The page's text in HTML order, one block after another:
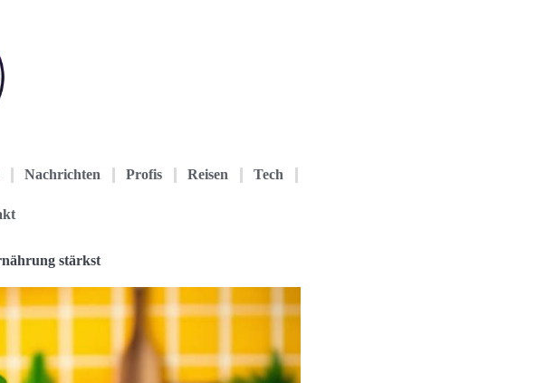
Nachrichten Profis Reisen Tech
stärkst